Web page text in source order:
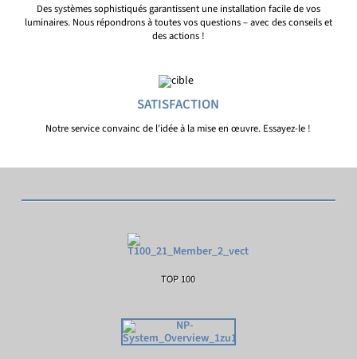
Des systèmes sophistiqués garantissent une installation facile de vos
luminaires. Nous répondrons à toutes vos questions – avec des conseils et
des actions !
SATISFACTION
Notre service convainc de l'idée à la mise en œuvre. Essayez-le !
TOP 100